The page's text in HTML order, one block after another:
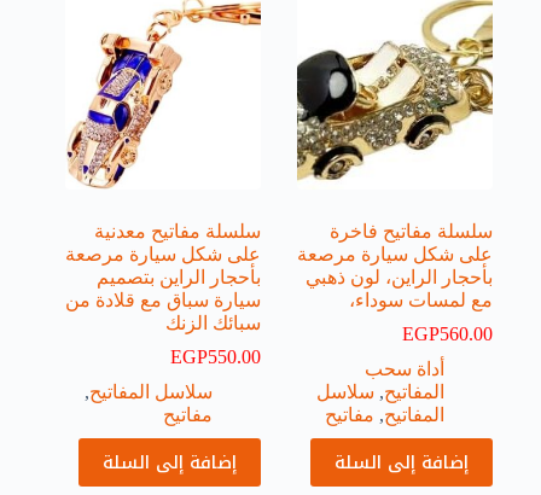
سلسلة مفاتيح فاخرة
على شكل سيارة مرصعة
بأحجار الراين، لون ذهبي
مع لمسات سوداء،
EGP560.00
أداة سحب
المفاتيح, سلاسل
المفاتيح, مفاتيح
إضافة إلى السلة
سلسلة مفاتيح معدنية
على شكل سيارة مرصعة
بأحجار الراين بتصميم
سيارة سباق مع قلادة من
سبائك الزنك
EGP550.00
سلاسل المفاتيح,
مفاتيح
إضافة إلى السلة